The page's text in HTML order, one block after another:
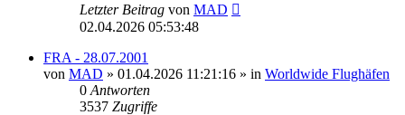
Letzter Beitrag von MAD
02.04.2026 05:53:48
FRA - 28.07.2001
von MAD » 01.04.2026 11:21:16 » in Worldwide Flughäfen
0 Antworten
3537 Zugriffe